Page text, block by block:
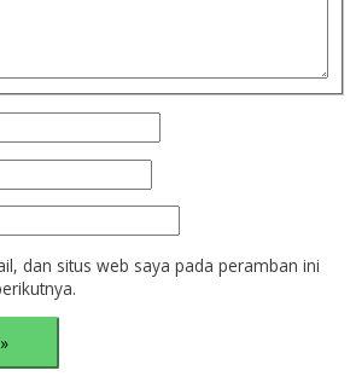
dan situs web saya pada peramban ini